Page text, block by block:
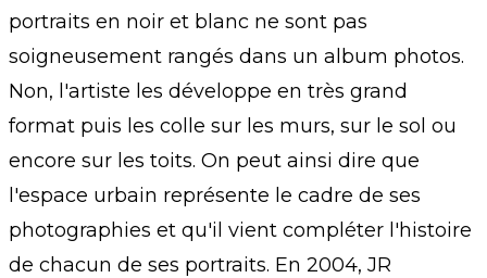
portraits en noir et blanc ne sont pas
soigneusement rangés dans un album photos.
Non, l'artiste les développe en très grand
format puis les colle sur les murs, sur le sol ou
encore sur les toits. On peut ainsi dire que
l'espace urbain représente le cadre de ses
photographies et qu'il vient compléter l'histoire
de chacun de ses portraits. En 2004, JR